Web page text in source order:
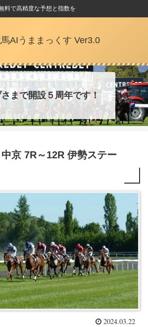
料で高精度な予想と指数を
AIうままっくす Ver3.0
まで開設５周年です！
京 7R～12R 伊勢ステー
2024.03.22